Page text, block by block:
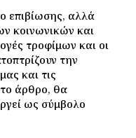
επιβίωσης, αλλά
κοινωνικών και
τροφίμων και οι
την
και τις
το άρθρο, θα
ως σύμβολο